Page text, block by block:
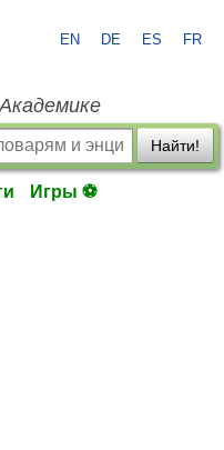
EN DE ES FR
Найти!
Игры ⚽